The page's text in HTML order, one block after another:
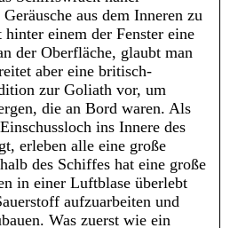
aus dem Inneren zu
hinter einem der Fenster eine
der Oberfläche, glaubt man
aber eine britisch-
zur Goliath vor, um
die an Bord waren. Als
ins Innere des
erleben alle eine große
des Schiffes hat eine große
in einer Luftblase überlebt
aufzuarbeiten und
Was zuerst wie ein